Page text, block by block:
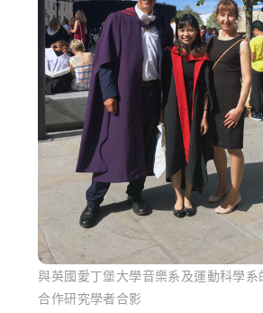
與英國愛丁堡大學音樂系及運動科學系
合作研究學者合影